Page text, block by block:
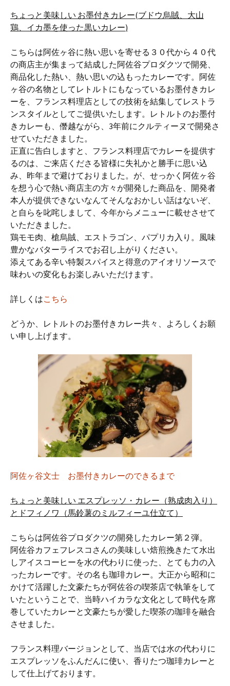
ちょっと美味しい お墨付きカレー(ブドウ烏賊、大山
鶏、 イカ墨を使った黒いカレー)
こちらは阿佐ヶ谷に熱い思いを寄せる３０代から４０代
の商店主が集まって結成した阿佐谷プロダクツで開発、
商品化した熱い、熱い思いの込もったカレーです。阿佐
ヶ谷の名物としてレトルトにもなっているお墨付きカレ
ーを、フランス料理店としての技術を結集してレストラ
ンスタイルとしてご提供いたします。レトルトのお墨付
きカレーも、僭越ながら、3年前にクルティーヌで開発さ
せていただきました。
正直に告白しますと、フランス料理店でカレーを提供す
るのは、ご来店くださる皆様に失礼かと勝手に思い込
み、昨年まで避けておりました。が、せっかく阿佐ヶ谷
を想う心で熱い商店主の方々が開発した商品を、開発者
本人が提供できないなんてそんなおかしい話はないぞ、
と自らを叱咤しまして、今年からメニューに載せさせて
いただきました。
鶏モモ肉、槍烏賊、エストラゴン、パプリカ入り。風味
豊かなバターライスでお召し上がりください。
添えてある辛い特製スパイスと得意のアイオリソースで
味わいの変化もお楽しみいただけます。
詳しくはこちら
どうか、レトルトのお墨付きカレー共々、よろしくお願
い申し上げます。
阿佐ヶ谷文士 お墨付きカレーのできるまで
ちょっと美味しい エスプレッソ ・ カレー （熟成肉入り ）
と ドフィノワ （馬鈴薯のミルフィーユ仕立て）
こちらは阿佐谷プロダクツの開発したカレー第２弾。
阿佐谷カフェフレスコさんの美味しい焙煎挽きたて水出
しアイスコーヒーを水の代わりに使った、とても力の入
ったカレーです。その名も珈琲カレー。大正から昭和に
かけて活躍した文豪たちが阿佐谷の喫茶店で執筆をして
いたということで、当時ハイカラな文化として時代を席
巻していたカレーと文豪たちが愛した喫茶の珈琲を融合
させました。
フランス料理バージョンとして、当店では水の代わりに
エスプレッソをふんだんに使い、香りたつ珈琲カレーと
して仕上げております。